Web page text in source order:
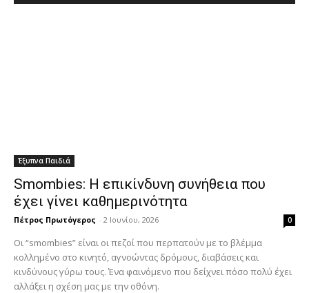
Έξυπνα Παιδιά
Smombies: Η επικίνδυνη συνήθεια που
έχει γίνει καθημερινότητα
Πέτρος Πρωτόγερος - 2 Ιουνίου, 2026 0
Οι “smombies” είναι οι πεζοί που περπατούν με το βλέμμα
κολλημένο στο κινητό, αγνοώντας δρόμους, διαβάσεις και
κινδύνους γύρω τους. Ένα φαινόμενο που δείχνει πόσο πολύ έχει
αλλάξει η σχέση μας με την οθόνη.